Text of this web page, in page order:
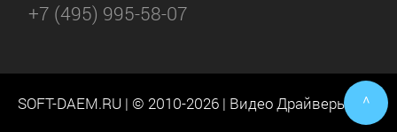
+7 (495) 995-58-07
SOFT-DAEM.RU | © 2010-2026 | Видео Драйверы ^